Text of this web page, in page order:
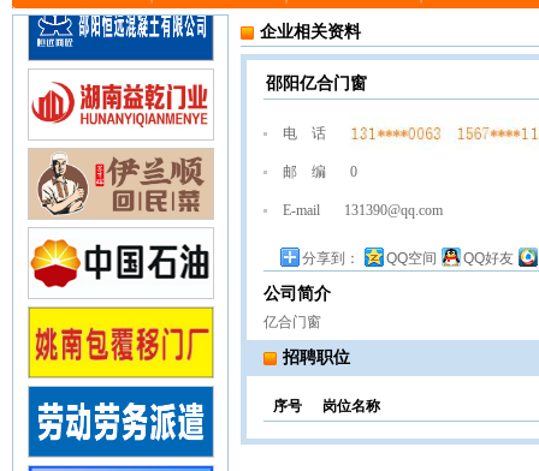
企业相关资料
邵阳亿合门窗
电 话
邮 编 0
E-mail 131390@qq.com
分享到： QQ空间 QQ好友
公司简介
亿合门窗
招聘职位
序号 岗位名称